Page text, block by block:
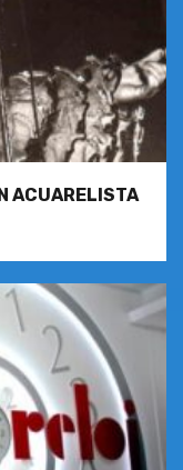
ACUARELISTA